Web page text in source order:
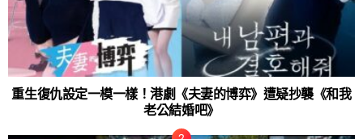
重生復仇設定一模一樣！港劇《夫妻的博弈》遭疑抄襲《和我
老公結婚吧》